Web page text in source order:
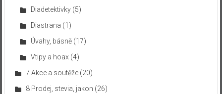
Diadetektivky(5)
Diastrana (1)
Úvahy, básně(17)
Vtipy a hoax (4)
7 Akce a soutěže(20)
8 Prodej, stevia, jakon (26)